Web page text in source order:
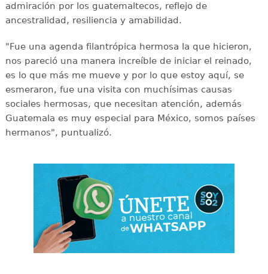
admiración por los guatemaltecos, reflejo de
ancestralidad, resiliencia y amabilidad.
"Fue una agenda filantrópica hermosa la que hicieron,
nos pareció una manera increíble de iniciar el reinado,
es lo que más me mueve y por lo que estoy aquí, se
esmeraron, fue una visita con muchísimas causas
sociales hermosas, que necesitan atención, además
Guatemala es muy especial para México, somos países
hermanos", puntualizó.